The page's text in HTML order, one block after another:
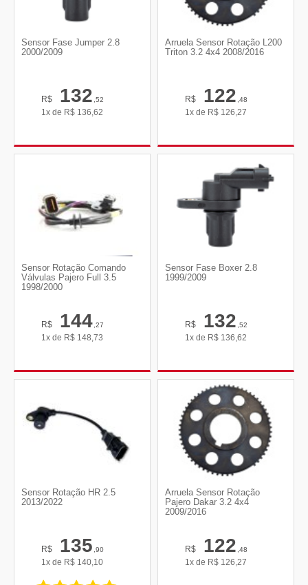
Sensor Fase Jumper 2.8
2000/2009
R$ 132,52
1x de R$ 136,62
Arruela Sensor Rotação L200
Triton 3.2 4x4 2008/2016
R$ 122,48
1x de R$ 126,27
Sensor Rotação Comando
Válvulas Pajero Full 3.5
1998/2000
R$ 144,27
1x de R$ 148,73
Sensor Fase Boxer 2.8
1999/2009
R$ 132,52
1x de R$ 136,62
Sensor Rotação HR 2.5
2013/2022
R$ 135,90
1x de R$ 140,10
Arruela Sensor Rotação
Pajero Dakar 3.2 4x4
2009/2016
R$ 122,48
1x de R$ 126,27